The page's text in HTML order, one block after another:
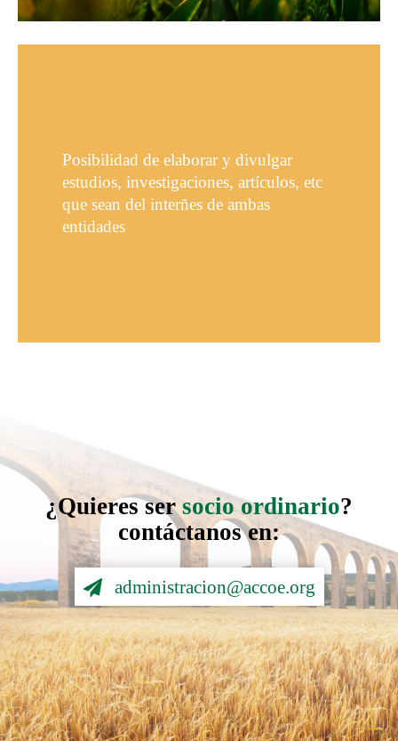
Posibilidad de elaborar y divulgar
estudios, investigaciones, artículos, etc
que sean del interñes de ambas
entidades
¿Quieres sersocio ordinario?
contáctanos en:
administracion@accoe.org